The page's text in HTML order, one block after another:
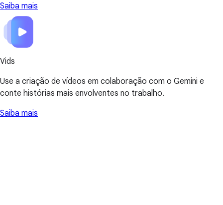
Saiba mais
Vids
Use a criação de vídeos em colaboração com o Gemini e
conte histórias mais envolventes no trabalho.
Saiba mais